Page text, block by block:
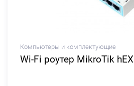
Компьютеры и комплектующие
Wi-Fi роутер MikroTik hEX